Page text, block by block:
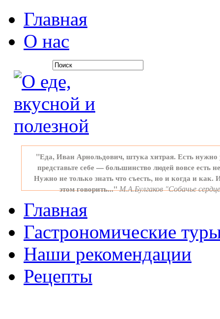
Главная
О нас
"Еда, Иван Арнольдович, штука хитрая. Есть нужно
представьте себе — большинство людей вовсе есть
Нужно не только знать что съесть, но и когда и как.
этом говорить..."М.А.Булгаков "Собачье
Главная
Гастрономические
Наши рекомендации
Рецепты